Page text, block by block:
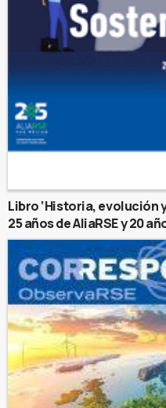
Libro ‘Historia, evolución
25 años de AliaRSE y 20